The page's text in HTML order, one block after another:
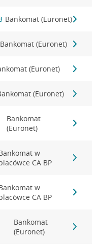
Bankomat (Euronet)
Bankomat (Euronet)
(Euronet)
(Euronet)
Bankomat
(Euronet)
w
CA BP
w
CA BP
Bankomat
(Euronet)